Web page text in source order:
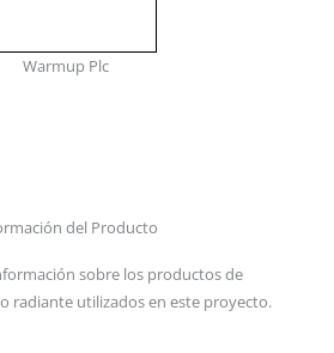
Warmup Plc
del Producto
sobre los productos de
radiante utilizados en este proyecto.